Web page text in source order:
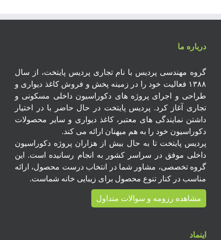
درباره ما
گروه مهندسی پردیس با نام تجاری پردیس پایتخت، از سال
۱۳۸۸ فعالیت خود را در زمینه پخش و فروش کاغذ دیواری و
طراحی و اجرای پروژه های دکوراسیون داخلی مسکونی و
تجاری آغاز کرد. پردیس پایتخت در حال حاضر با در اختیار
داشتن نمایندگی های معتبر، کاغذ دیواری و سایر محصولات
دکوراسیون خود را به هم میهنان ارائه می کند.
پردیس پایتخت تا به حال بیش از هزاران پروژه دکوراسیون
داخلی موفق در سراسر کشور به انجام رسانیده است. این
گروه تخصصی، مشاور شما در انتخاب درست محصول، ارائه
مناسب در کنار تنوع محصول برای زیبایی خانه شماست.
مشاهده رزومه و سوالات متداول
اینماد